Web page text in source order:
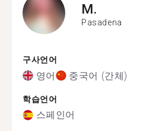
M.
Pasadena
구사언어
영어 중국어 (간체)
학습언어
스페인어